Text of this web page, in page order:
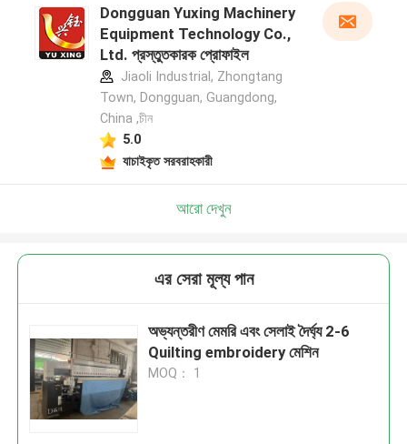
Dongguan Yuxing Machinery
Equipment Technology Co.,
Ltd. প্রস্তুতকারক প্রোফাইল
Jiaoli Industrial, Zhongtang
Town, Dongguan, Guangdong,
China ,চীন
5.0
যাচাইকৃত সরবরাহকারী
আরো দেখুন
এর সেরা মূল্য পান
অভ্যন্তরীণ মেমরি এবং সেলাই দৈর্ঘ্য 2-6
Quilting embroidery মেশিন
MOQ： 1